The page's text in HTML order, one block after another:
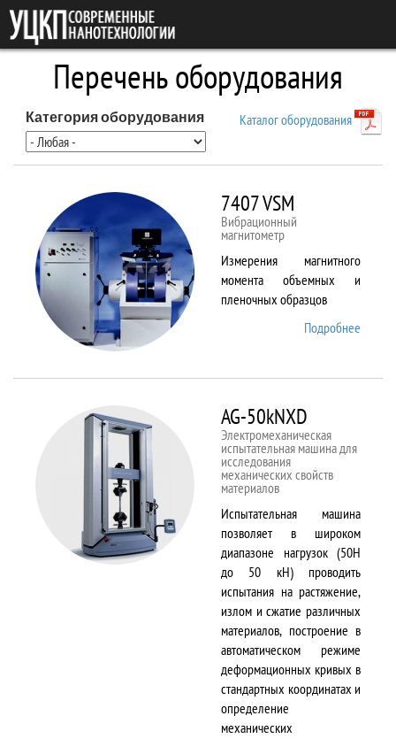
Перейти к основному содержанию
Перечень оборудования
Каталог оборудования
Категория оборудования
7407 VSM
Вибрационный
магнитометр
Измерения магнитного
момента объемных и
пленочных образцов
Подробнее
AG-50kNXD
Электромеханическая
испытательная машина для
исследования
механических свойств
материалов
Испытательная машина
позволяет в широком
диапазоне нагрузок (50Н
до 50 кН) проводить
испытания на растяжение,
излом и сжатие различных
материалов, построение в
автоматическом режиме
деформационных кривых в
стандартных координатах и
определение
механических